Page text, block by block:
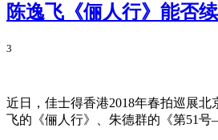
陈逸飞《俪人行》能否
3
近日，佳士得香港2018年春拍巡展
飞的《俪人行》、朱德群的《第51